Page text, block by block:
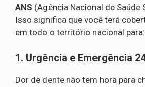
ANS (Agência Nacional de Saúde
Isso significa que você terá
em todo o território nacional para:
1. Urgência e Emergência
Dor de dente não tem hora para